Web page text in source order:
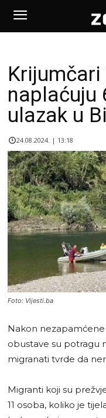
naplaćuju
ulazak u
24.08.2024. | 13:18
Foto: Vijesti.ba
Nakon
obustave su potragu
migranati tvrde da
Migranti koji su
11 osoba, koliko je